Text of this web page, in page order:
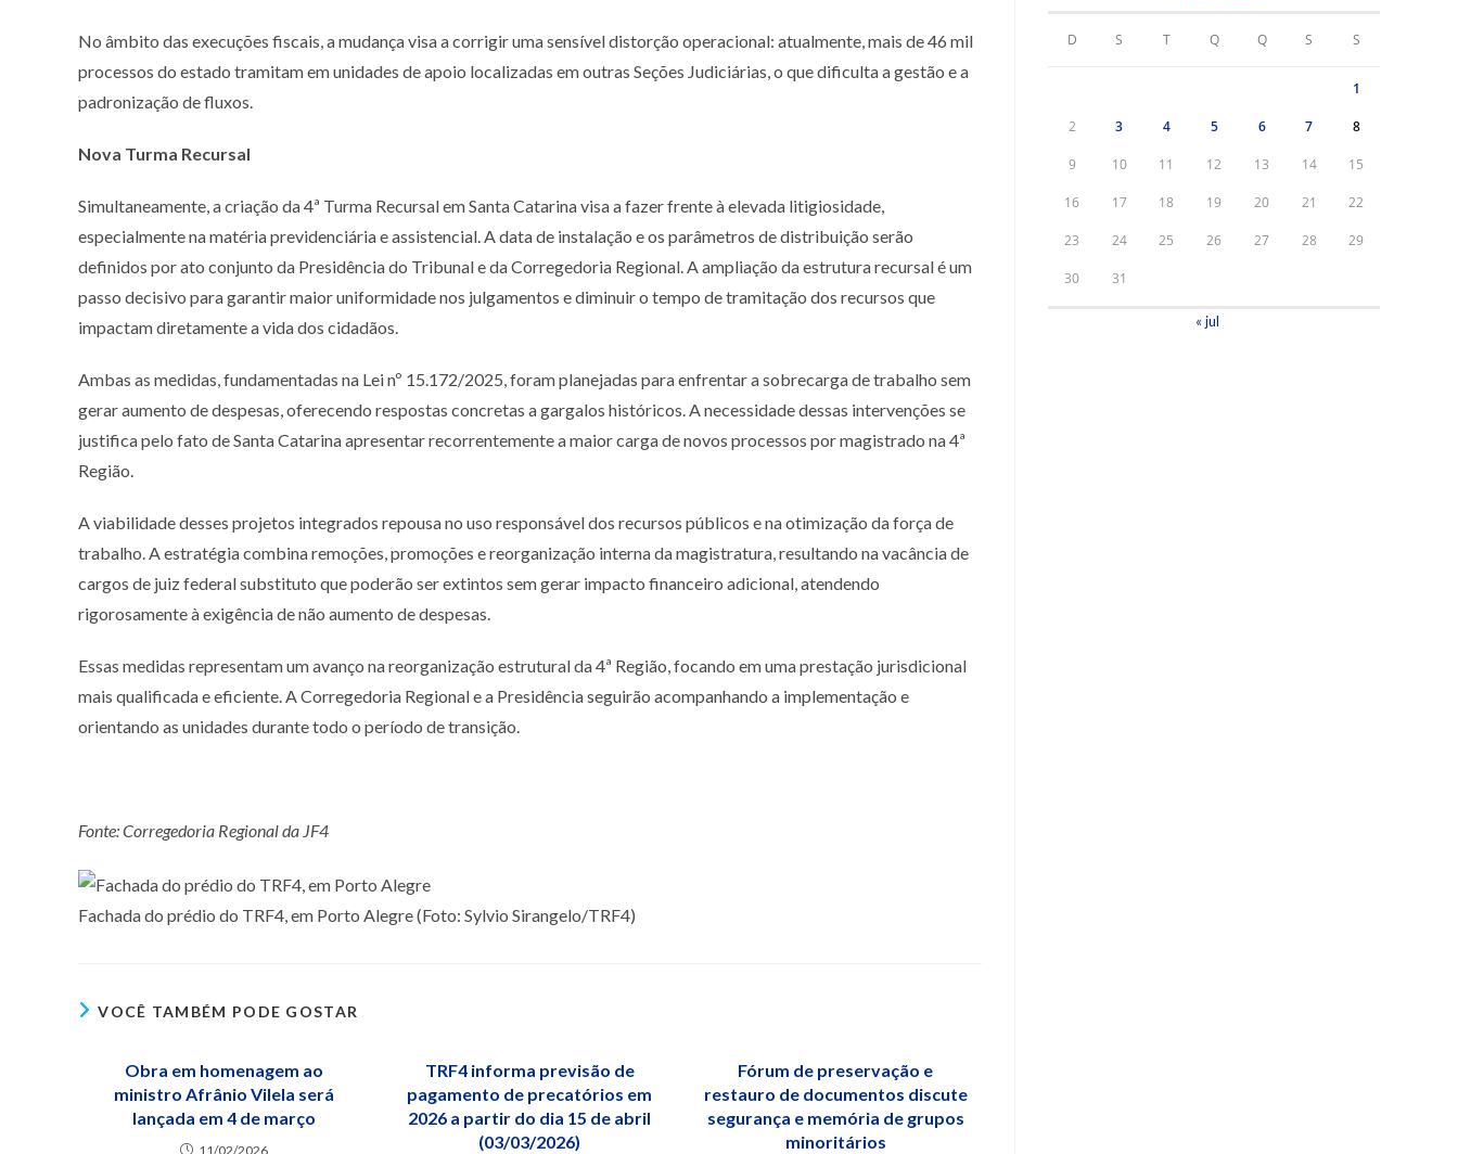
No âmbito das execuções fiscais, a mudança visa a corrigir uma sensível distorção operacional: atualmente, mais de 46 mil
processos do estado tramitam em unidades de apoio localizadas em outras Seções Judiciárias, o que dificulta a gestão e a
padronização de fluxos.
Nova Turma Recursal
Simultaneamente, a criação da 4ª Turma Recursal em Santa Catarina visa a fazer frente à elevada litigiosidade,
especialmente na matéria previdenciária e assistencial. A data de instalação e os parâmetros de distribuição serão
definidos por ato conjunto da Presidência do Tribunal e da Corregedoria Regional. A ampliação da estrutura recursal é um
passo decisivo para garantir maior uniformidade nos julgamentos e diminuir o tempo de tramitação dos recursos que
impactam diretamente a vida dos cidadãos.
Ambas as medidas, fundamentadas na Lei nº 15.172/2025, foram planejadas para enfrentar a sobrecarga de trabalho sem
gerar aumento de despesas, oferecendo respostas concretas a gargalos históricos. A necessidade dessas intervenções se
justifica pelo fato de Santa Catarina apresentar recorrentemente a maior carga de novos processos por magistrado na 4ª
Região.
A viabilidade desses projetos integrados repousa no uso responsável dos recursos públicos e na otimização da força de
trabalho. A estratégia combina remoções, promoções e reorganização interna da magistratura, resultando na vacância de
cargos de juiz federal substituto que poderão ser extintos sem gerar impacto financeiro adicional, atendendo
rigorosamente à exigência de não aumento de despesas.
Essas medidas representam um avanço na reorganização estrutural da 4ª Região, focando em uma prestação jurisdicional
mais qualificada e eficiente. A Corregedoria Regional e a Presidência seguirão acompanhando a implementação e
orientando as unidades durante todo o período de transição.
Fonte: Corregedoria Regional da JF4
Fachada do prédio do TRF4, em Porto Alegre (Foto: Sylvio Sirangelo/TRF4)
VOCÊ TAMBÉM PODE GOSTAR
Obra em homenagem ao
ministro Afrânio Vilela será
lançada em 4 de março
11/02/2026
TRF4 informa previsão de
pagamento de precatórios em
2026 a partir do dia 15 de abril
(03/03/2026)
Fórum de preservação e
restauro de documentos discute
segurança e memória de grupos
minoritários
D S T Q Q S S
1
2 3 4 5 6 7 8
9 10 11 12 13 14 15
16 17 18 19 20 21 22
23 24 25 26 27 28 29
30 31
« jul